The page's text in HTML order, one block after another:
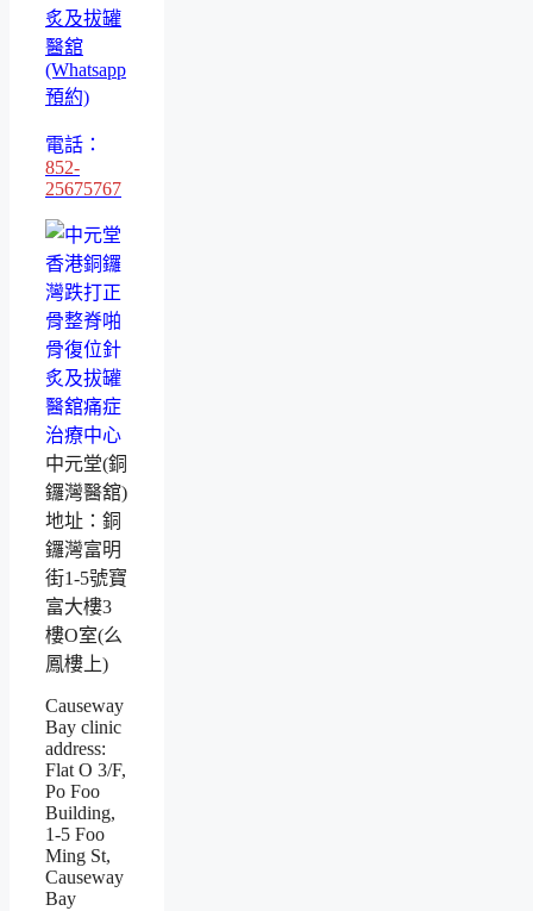
炙及拔罐
醫舘
(Whatsapp
預約)
電話：
852-
25675767
中元堂(銅
鑼灣醫舘)
地址：銅
鑼灣富明
街1-5號寶
富大樓3
樓O室(么
鳳樓上)
Causeway
Bay clinic
address:
Flat O 3/F,
Po Foo
Building,
1-5 Foo
Ming St,
Causeway
Bay